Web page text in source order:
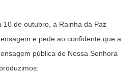
10 de outubro, a Rainha da Paz
e pede ao confidente que a
pública de Nossa Senhora